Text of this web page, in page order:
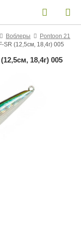
Воблеры
Pontoon 21
SR (12,5см, 18,4г) 005
18,4г) 005